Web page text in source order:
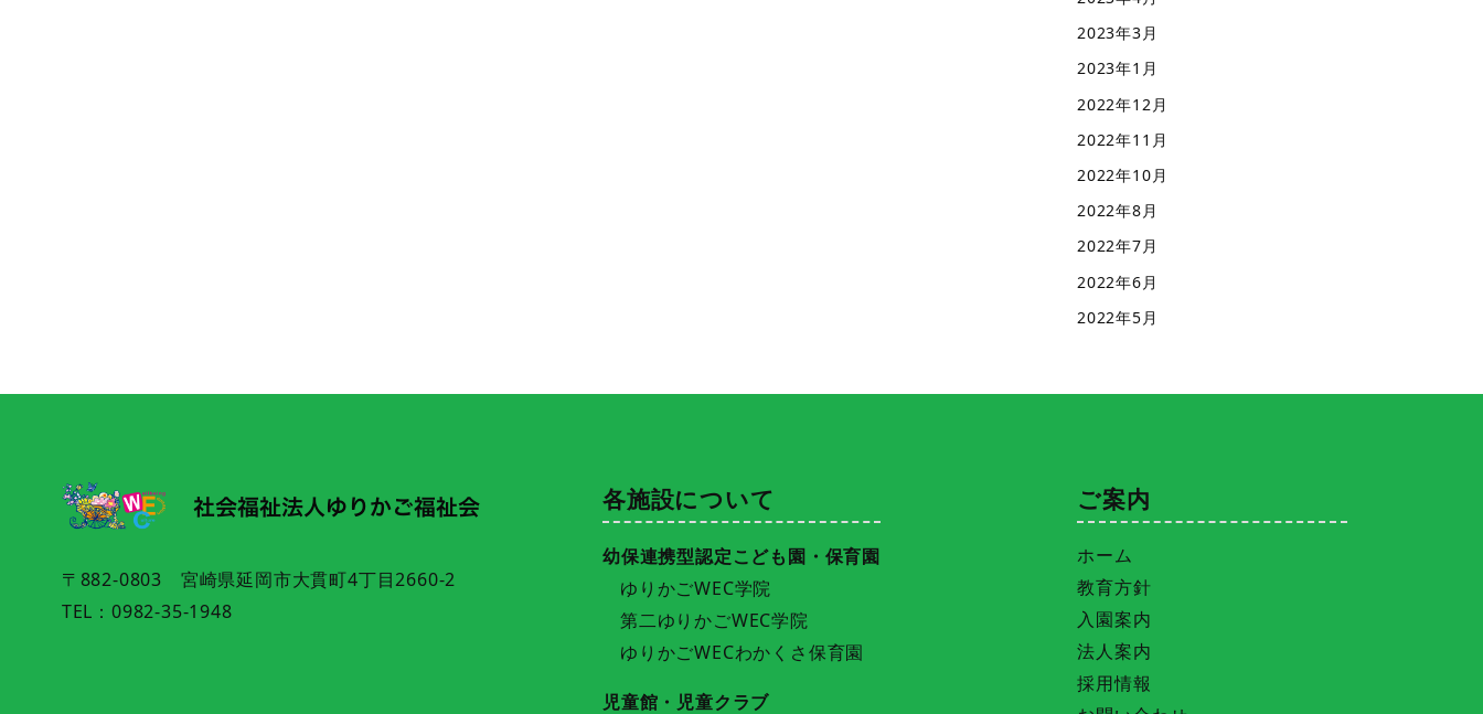
2023年3月
2023年1月
2022年12月
2022年11月
2022年10月
2022年8月
2022年7月
2022年6月
2022年5月
〒882-0803 宮崎県延岡市大貫町4丁目2660-2
TEL：0982-35-1948
各施設について
幼保連携型認定こども園・保育園
ゆりかごWEC学院
第二ゆりかごWEC学院
ゆりかごWECわかくさ保育園
児童館・児童クラブ
ご案内
ホーム
教育方針
入園案内
法人案内
採用情報